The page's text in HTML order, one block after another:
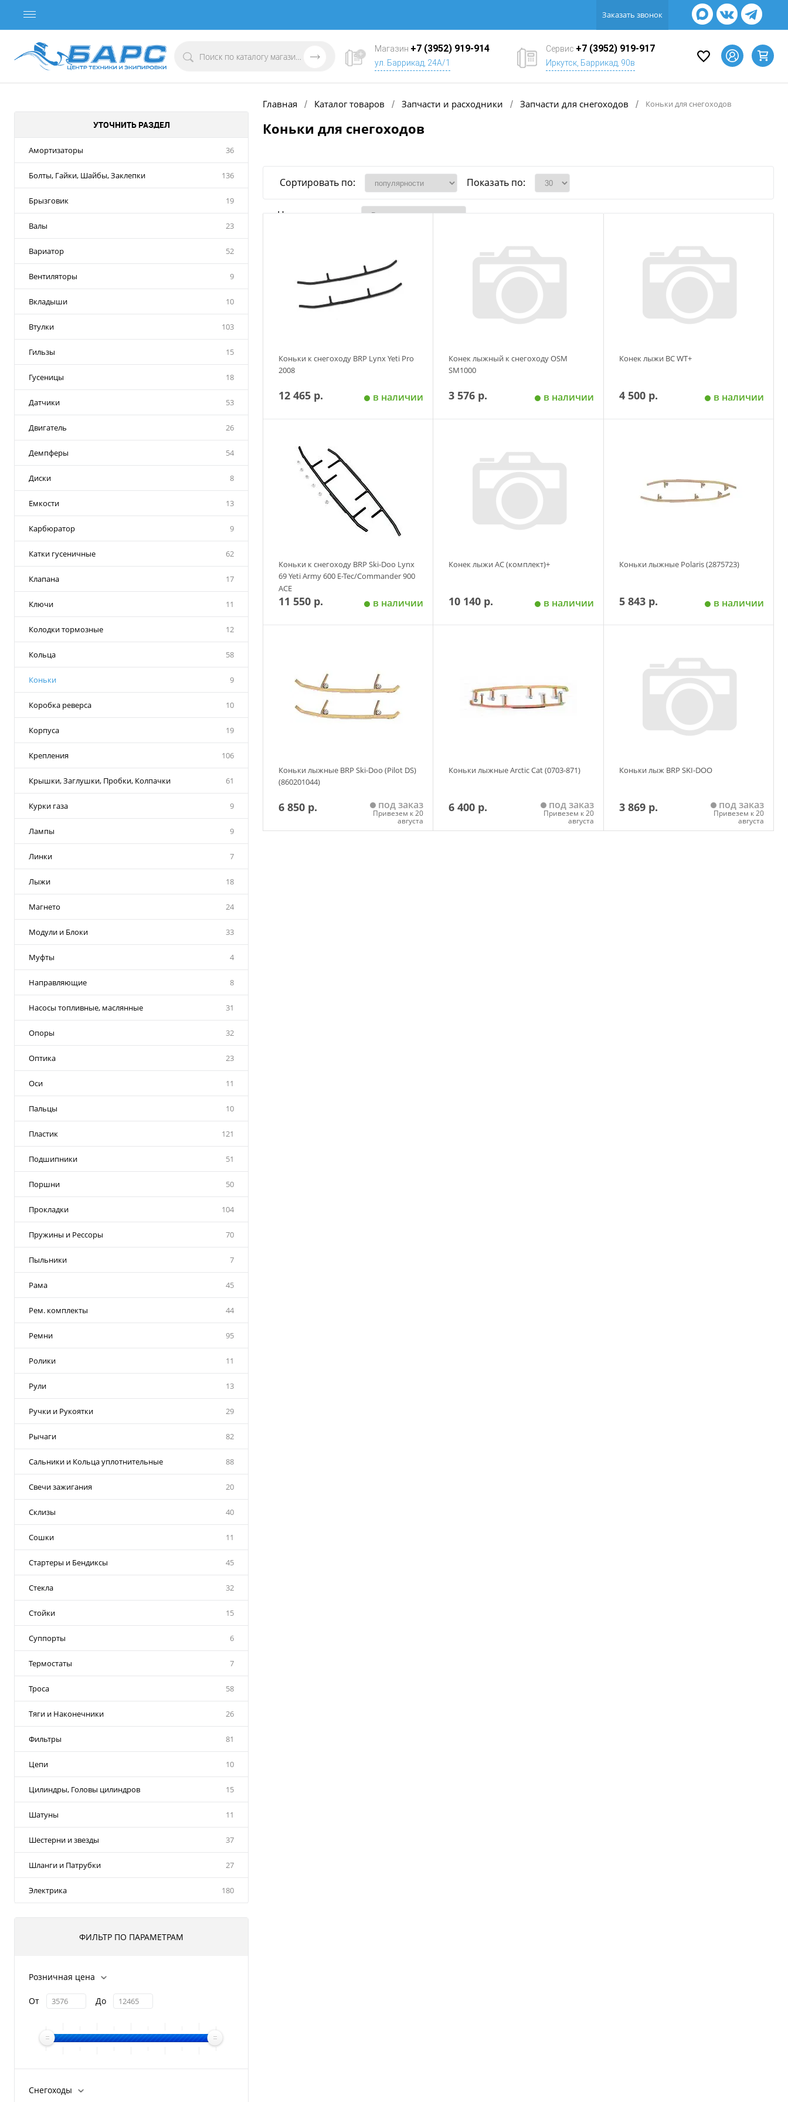
Заказать звонок
Магазин +7 (3952) 919-914
ул. Баррикад, 24А/1
Сервис +7 (3952) 919-917
Иркутск, Баррикад, 90в
УТОЧНИТЬ РАЗДЕЛ
Амортизаторы 36
Болты, Гайки, Шайбы, Заклепки 136
Брызговик 19
Валы 23
Вариатор 52
Вентиляторы 9
Вкладыши 10
Втулки 103
Гильзы 15
Гусеницы 18
Датчики 53
Двигатель 26
Демпферы 54
Диски 8
Емкости 13
Карбюратор 9
Катки гусеничные 62
Клапана 17
Ключи 11
Колодки тормозные 12
Кольца 58
Коньки 9
Коробка реверса 10
Корпуса 19
Крепления 106
Крышки, Заглушки, Пробки, Колпачки 61
Курки газа 9
Лампы 9
Линки 7
Лыжи 18
Магнето 24
Модули и Блоки 33
Муфты 4
Направляющие 8
Насосы топливные, маслянные 31
Опоры 32
Оптика 23
Оси 11
Пальцы 10
Пластик 121
Подшипники 51
Поршни 50
Прокладки 104
Пружины и Рессоры 70
Пыльники 7
Рама 45
Рем. комплекты 44
Ремни 95
Ролики 11
Рули 13
Ручки и Рукоятки 29
Рычаги 82
Сальники и Кольца уплотнительные 88
Свечи зажигания 20
Склизы 40
Сошки 11
Стартеры и Бендиксы 45
Стекла 32
Стойки 15
Суппорты 6
Термостаты 7
Троса 58
Тяги и Наконечники 26
Фильтры 81
Цепи 10
Цилиндры, Головы цилиндров 15
Шатуны 11
Шестерни и звезды 37
Шланги и Патрубки 27
Электрика 180
ФИЛЬТР ПО ПАРАМЕТРАМ
Розничная цена
От До
Снегоходы
Главная / Каталог товаров / Запчасти и расходники / Запчасти для снегоходов / Коньки для снегоходов
Коньки для снегоходов
Сортировать по: Показать по:
Наличие товара
Коньки к снегоходу BRP Lynx Yeti Pro
2008
12 465 р. в наличии
Конек лыжный к снегоходу OSM
SM1000
3 576 р. в наличии
Конек лыжи BC WT+
4 500 р. в наличии
Коньки к снегоходу BRP Ski-Doo Lynx
69 Yeti Army 600 E-Tec/Commander 900
ACE
11 550 р. в наличии
Конек лыжи AC (комплект)+
10 140 р. в наличии
Коньки лыжные Polaris (2875723)
5 843 р. в наличии
Коньки лыжные BRP Ski-Doo (Pilot DS)
(860201044)
6 850 р. под заказ
Привезем к 20
августа
Коньки лыжные Arctic Cat (0703-871)
6 400 р. под заказ
Привезем к 20
августа
Коньки лыж BRP SKI-DOO
3 869 р. под заказ
Привезем к 20
августа